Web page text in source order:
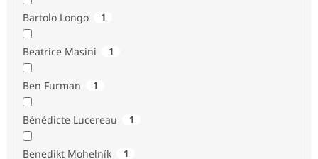
Bartolo Longo 1
Beatrice Masini 1
Ben Furman 1
Bénédicte Lucereau 1
Benedikt Mohelník 1